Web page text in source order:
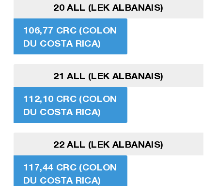
20 ALL (LEK ALBANAIS)
106,77 CRC (COLON
DU COSTA RICA)
21 ALL (LEK ALBANAIS)
112,10 CRC (COLON
DU COSTA RICA)
22 ALL (LEK ALBANAIS)
117,44 CRC (COLON
DU COSTA RICA)